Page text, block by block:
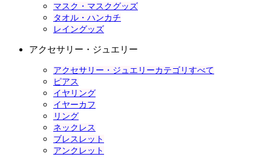
マスク・マスクグッズ
タオル・ハンカチ
レイングッズ
アクセサリー・ジュエリー
アクセサリー・ジュエリーカテゴリすべて
ピアス
イヤリング
イヤーカフ
リング
ネックレス
ブレスレット
アンクレット